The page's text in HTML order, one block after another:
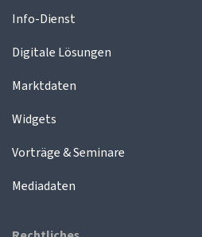
Info-Dienst
Digitale Lösungen
Marktdaten
Widgets
Vorträge & Seminare
Mediadaten